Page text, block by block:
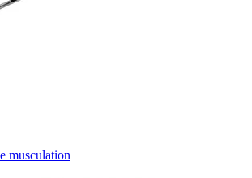
musculation